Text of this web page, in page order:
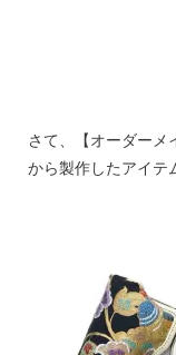
さて、【オーダーメ
から製作したアイテ